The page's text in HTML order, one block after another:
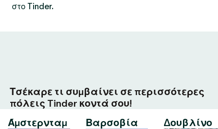
στο Tinder.
Τσέκαρε τι συμβαίνει σε περισσότερες
πόλεις Tinder κοντά σου!
Άμστερνταμ
Βαρσοβία Δουβλίνο